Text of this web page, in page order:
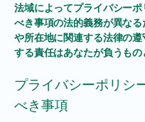
法域によってプライバシー
べき事項の法的義務が異な
や所在地に関連する法律の
する責任はあなたが負うもの
プライバシーポリシ
べき事項